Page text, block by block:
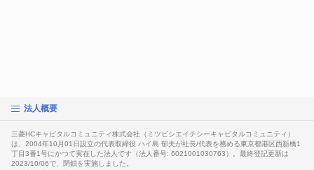
法人概要
三菱HCキャピタルコミュニティ株式会社（ミツビシエイチシーキャピタルコミュニティ）
は、2004年10月01日設立の代表取締役 ハイ島 郁夫が社長/代表を務める東京都港区西新橋1
丁目3番1号にかつて実在した法人です（法人番号: 6021001030763）。最終登記更新は
2023/10/06で、閉鎖を実施しました。